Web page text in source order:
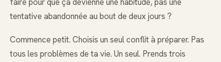
tentative abandonnée au bout de deux jours ?
Commence petit. Choisis un seul conflit à préparer. Pas
tous les problèmes de ta vie. Un seul. Prends trois